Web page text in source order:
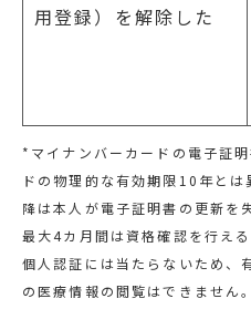
用登録）を解除した
*マイナンバーカードの電子証
ドの物理的な有効期限10年と
降は本人が電子証明書の更新を
最大4カ月間は資格確認を行え
個人認証には当たらないため、
の医療情報の閲覧はできません。